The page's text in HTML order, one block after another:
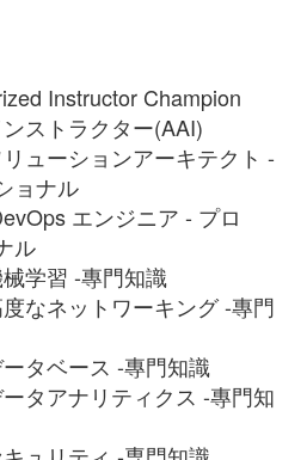
Instructor Champion
ストラクター(AAI)
ューションアーキテクト -
ョナル
エンジニア - プロ
ル
学習 -專門知識
なネットワーキング -專門
タベース -專門知識
タアナリティクス -專門知